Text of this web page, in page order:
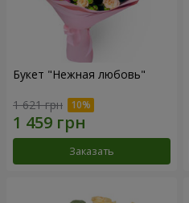
Букет "Нежная любовь"
1 621 грн
Заказать